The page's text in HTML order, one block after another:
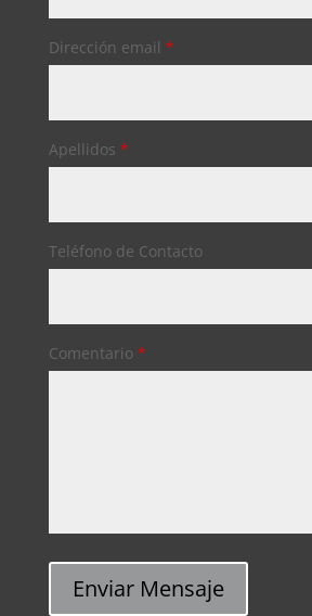
Dirección email *
Apellidos *
Teléfono de Contacto
Comentario *
Enviar Mensaje